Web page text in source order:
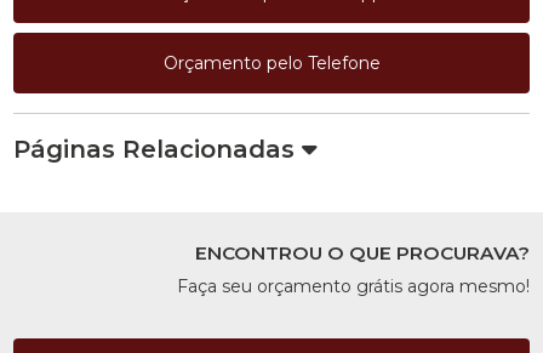
Orçamento pelo Telefone
Páginas Relacionadas
ENCONTROU O QUE PROCURAVA?
Faça seu orçamento grátis agora mesmo!